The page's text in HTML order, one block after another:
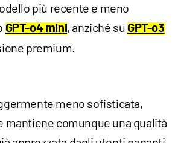
più recente e meno
GPT-o4 mini, anziché su GPT-o3
premium.
meno sofisticata,
mantiene comunque una qualità